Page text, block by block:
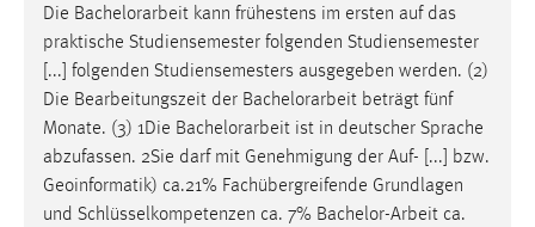
Die Bachelorarbeit kann frühestens im ersten auf das
praktische Studiensemester folgenden Studiensemester
[...] folgenden Studiensemesters ausgegeben werden. (2)
Die Bearbeitungszeit der Bachelorarbeit beträgt fünf
Monate. (3) 1Die Bachelorarbeit ist in deutscher Sprache
abzufassen. 2Sie darf mit Genehmigung der Auf- [...] bzw.
Geoinformatik) ca.21% Fachübergreifende Grundlagen
und Schlüsselkompetenzen ca. 7% Bachelor-Arbeit ca.
MARKETING
Marketing Cookies werden von Drittanbietern
verwendet, um personalisierte Werbung anzuzeigen.
Sie tun dies, indem sie Besucher über Websites
hinweg verfolgen.